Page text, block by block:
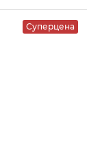
Суперцена